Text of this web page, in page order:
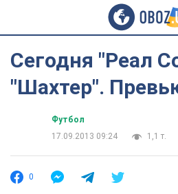
Сегодня "Реал
"Шахтер".
Футбол
17.09.2013 09:24
1,1 т.
0